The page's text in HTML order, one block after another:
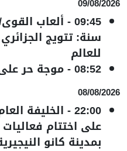
09/08/2026
09:45
-
سنة: تتويج
للعالم
08:52
-موجة حر
08/08/2026
22:00
- الخليفة
على اختتام
بمدينة كانو